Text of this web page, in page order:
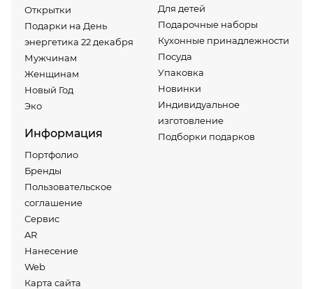
Открытки
Подарки на День
энергетика 22 декабря
Мужчинам
Женщинам
Новый Год
Эко
Информация
Портфолио
Бренды
Пользовательское
соглашение
Сервис
AR
Нанесение
Web
Карта сайта
Для детей
Подарочные наборы
Кухонные принадлежности
Посуда
Упаковка
Новинки
Индивидуальное
изготовление
Подборки подарков